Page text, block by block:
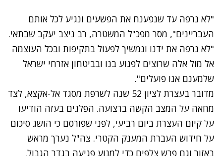
נסה שוב
"לא נרפה עד שנפענח את הפשעים ונגיע לכל אותם
העבריינים", מסר מפכ"ל המשטרה, רב ניצב יעקב שבתאי.
"לא נרפה את ידנו ונמשיך לפעול בתקיפות ובכל העוצמה
אל מול אלה שרוצים לפגוע בנו ובביטחון אזרחי ישראל
שלמענם אנו פועלים".
מדובר בעצרת לציון 52 שנה לשרפת מסגד אל-אקצא, לצד
מחאה על המצב הקשה ברצועה. הפלגים בעזה הודיעו
על קיום העצרת ביום רביעי, לפני שפורסם כי הושג סיכום
על חידוש העברת המענק הקטרי. צה"ל נערך מראש
באזור וגם פרש צלפים כדי למנוע פגיעה בגדר הגבול.